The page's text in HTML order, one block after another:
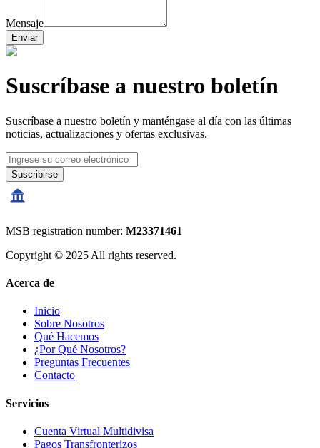
Mensaje
Enviar
Suscríbase a nuestro boletín
Suscríbase a nuestro boletín y manténgase al día con las últimas
noticias, actualizaciones y ofertas exclusivas.
Suscribirse
MSB registration number: M23371461
Copyright © 2025 All rights reserved.
Acerca de
Inicio
Sobre Nosotros
Qué Hacemos
¿Por Qué Nosotros?
Preguntas Frecuentes
Contacto
Servicios
Cuenta Virtual Multidivisa
Pagos Transfronterizos